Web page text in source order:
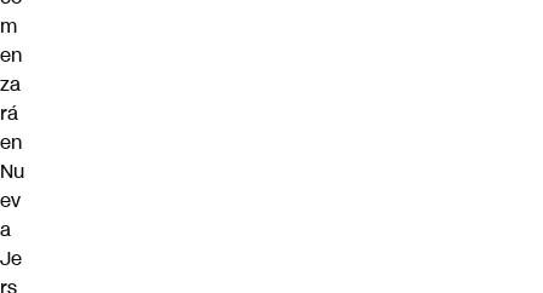
m
en
za
rá
en
Nu
ev
a
Je